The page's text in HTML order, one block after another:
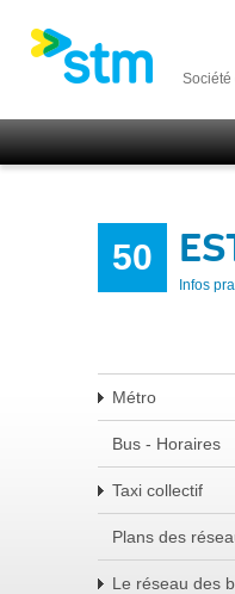
Société
50
Infos
Métro
Bus - Horaires
Taxi collectif
Plans des
Le réseau des